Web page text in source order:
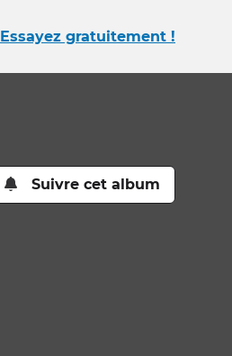
Essayez gratuitement !
Suivre cet album